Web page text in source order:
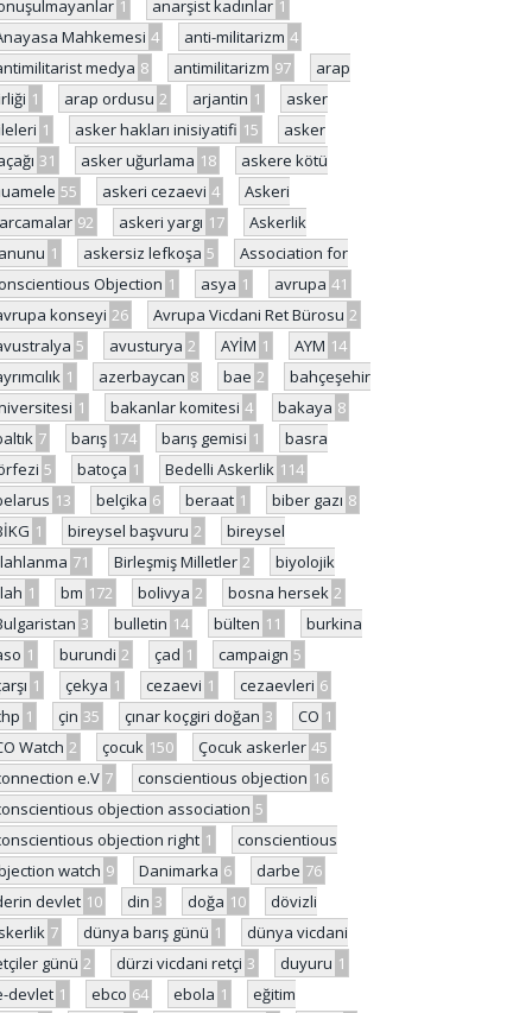
1 anarşist kadınlar 1
Mahkemesi 4 anti-militarizm 4
medya 8 antimilitarizm 97
arap
1 arap ordusu 2 arjantin 1
asker
1 asker hakları inisiyatifi 15
asker
31 asker uğurlama 18
askere kötü
55 askeri cezaevi 4
Askeri
92 askeri yargı 17
Askerlik
1 askersiz lefkoşa 5
Association for
Objection 1 asya 1 avrupa 41
konseyi 26 Avrupa Vicdani Ret Bürosu 2
5 avusturya 2 AYİM 1 AYM 14
1 azerbaycan 8 bae 2
bahçeşehir
1 bakanlar komitesi 4 bakaya 8
7 barış 174 barış gemisi 1
basra
5 batoça 1 Bedelli Askerlik 114
13 belçika 6 beraat 1 biber gazı 8
1 bireysel başvuru 2
bireysel
71 Birleşmiş Milletler 2
biyolojik
1 bm 172 bolivya 2 bosna hersek 2
3 bulletin 14 bülten 11
burkina
1 burundi 2 çad 1 campaign 5
1 çekya 1 cezaevi 1 cezaevleri 6
1 çin 35 çınar koçgiri doğan 3 CO 1
Watch 2 çocuk 150 Çocuk askerler 45
e.V 7 conscientious objection 16
objection association 5
objection right 1
conscientious
watch 9 Danimarka 6 darbe 76
devlet 10 din 3 doğa 10
dövizli
7 dünya barış günü 1
dünya vicdani
günü 2 dürzi vicdani retçi 3 duyuru 1
devlet 1 ebco 64 ebola 1
eğitim